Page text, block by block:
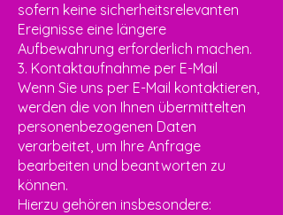
sofern keine sicherheitsrelevanten
Ereignisse eine längere
Aufbewahrung erforderlich machen.
3. Kontaktaufnahme per E-Mail
Wenn Sie uns per E-Mail kontaktieren,
werden die von Ihnen übermittelten
personenbezogenen Daten
verarbeitet, um Ihre Anfrage
bearbeiten und beantworten zu
können.
Hierzu gehören insbesondere: